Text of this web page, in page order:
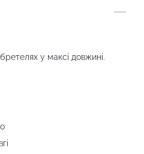
у максі довжині.